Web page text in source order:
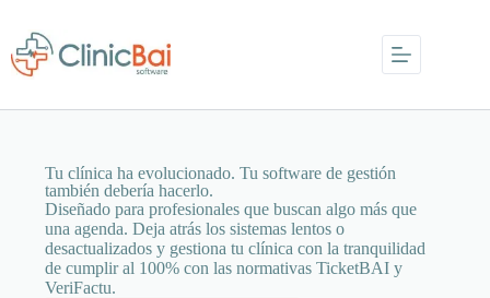
Tu clínica ha evolucionado. Tu software de gestión
también debería hacerlo.
Diseñado para profesionales que buscan algo más que
una agenda. Deja atrás los sistemas lentos o
desactualizados y gestiona tu clínica con la tranquilidad
de cumplir al 100% con las normativas TicketBAI y
VeriFactu.